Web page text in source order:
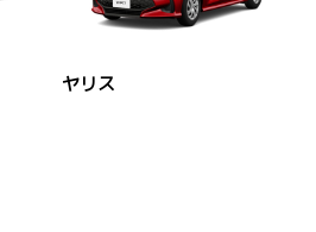
ヤリス